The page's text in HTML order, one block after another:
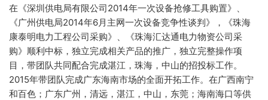
在《深圳供电局有限公司2014年一次设备抢修工具购置》、
《广州供电局2014年6月主网一次设备竞争性谈判》，《珠海
康泰明电力工程公司采购》、《珠海汇达通电力物资公司采
购》顺利中标，独立完成相关产品的推广，独立完整操作项
目，带团队共同配合完成湛江，珠海，中山的招投标工作。
2015年带团队完成广东海南市场的全面开拓工作。在广西南宁
和百色；广东广州，清远，湛江，中山，东莞；海南海口等供